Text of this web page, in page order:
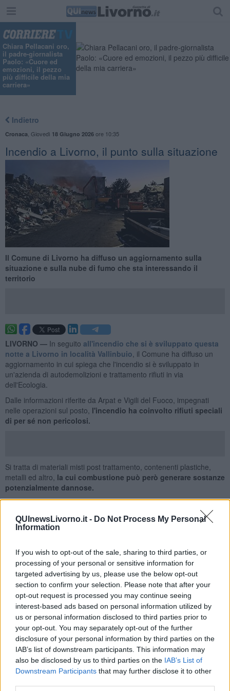
QUInewsLivorno.it - Do Not Process My Personal
Information
If you wish to opt-out of the sale, sharing to third parties, or
processing of your personal or sensitive information for
targeted advertising by us, please use the below opt-out
section to confirm your selection. Please note that after your
opt-out request is processed you may continue seeing
interest-based ads based on personal information utilized by
us or personal information disclosed to third parties prior to
your opt-out. You may separately opt-out of the further
disclosure of your personal information by third parties on the
IAB’s list of downstream participants. This information may
also be disclosed by us to third parties on the IAB’s List of
Downstream Participants that may further disclose it to other
Chiara Pellacani oro,
il padre-giornalista
Paolo: «Cuore ed
emozioni, il pezzo
più difficile della mia
carriera»
Indietro
Cronaca Giovedì 18 Giugno 2026ore 10:35
Incendio a Livorno, il punto sulla situazione
Il Comune di Livorno ha diffuso un aggiornamento sulla
situazione e sulla nube di fumo che sta interessando il
territorio
LIVORNO — In seguito all'incendio che si è sviluppato questa
notte a Livorno in località Vallinbuio , il Comune ha diffuso un
aggiornamento in cui spiega che l'incendio si è sviluppato in
un'azienda di autodemolizioni e trattamento rifiuti in via
dell'Ecologia.
Dalle informazioni riferite da Arpat e Vigili del Fuoco, impegnati
nelle operazioni sul posto, l'incendio ha coinvolto rifiuti speciali
di per sé non pericolosi.
Si tratta di materiali misti post trattamento, contenenti plastiche,
metalli ed altro, la cui combustione può però generare sostanze
potenzialmente dannose.
Da stamani il vento debole ha ruotato progressivamente,
spostando la nube verso le zone di Stagno e la zona Nord di
Livorno, poi progressivamente sono state interessate le zone del
centro città. Attesa ulteriore rotazione a maestrale nell'arco della
Ad ora (9,30) le operazioni di spegnimento sono in fase avanzata, i
vigili del fuoco hanno soffocato l'incendio con schiuma e l'emissione
di fumo si è notevolmente ridotta: l'incendio risulta in fase di
contenimento e si attende un sensibile miglioramento dello
scenario nelle prossime ore.
Permane il COC aperto ed il sistema attivo per ilmonitoraggio
continuo della situazione.
Nel frattempo in via precauzionale ilComune di Livorno ha
disposto la sospensione delle attività didattiche ed educative
dei seguenti servizi:
- educativi scolastici pubblici e privati (nidi e scuole di infanzia)